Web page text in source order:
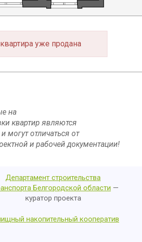
уже продана
на
квартир являются
могут отличаться от
и рабочей документации!
Департамент строительства
Белгородской области —
куратор проекта
накопительный кооператив